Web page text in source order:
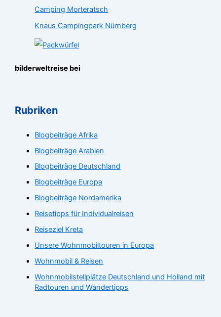
Camping Morteratsch
Knaus Campingpark Nürnberg
bilderweltreise bei
Rubriken
Blogbeiträge Afrika
Blogbeiträge Arabien
Blogbeiträge Deutschland
Blogbeiträge Europa
Blogbeiträge Nordamerika
Reisetipps für Individualreisen
Reiseziel Kreta
Unsere Wohnmobiltouren in Europa
Wohnmobil & Reisen
Wohnmobilstellplätze Deutschland und Holland mit
Radtouren und Wandertipps